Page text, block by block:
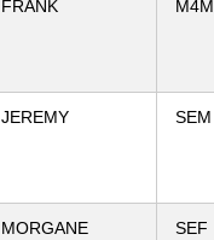
FRANK M4M
JEREMY
SEM
MORGANE
SEF